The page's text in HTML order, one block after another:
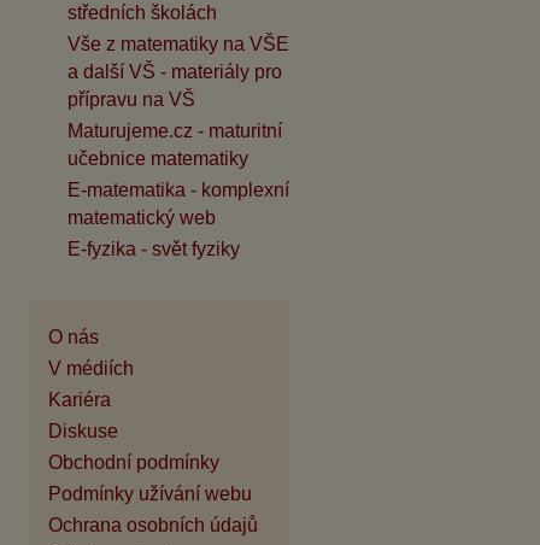
středních školách
Vše z matematiky na VŠE
a další VŠ - materiály pro
přípravu na VŠ
Maturujeme.cz - maturitní
učebnice matematiky
E-matematika - komplexní
matematický web
E-fyzika - svět fyziky
O nás
V médiích
Kariéra
Diskuse
Obchodní podmínky
Podmínky užívání webu
Ochrana osobních údajů